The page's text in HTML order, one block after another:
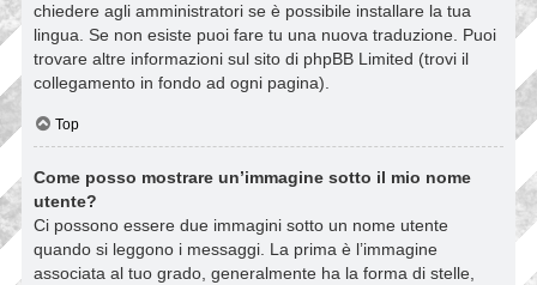
chiedere agli amministratori se è possibile installare la tua
lingua. Se non esiste puoi fare tu una nuova traduzione. Puoi
trovare altre informazioni sul sito di phpBB Limited (trovi il
collegamento in fondo ad ogni pagina).
Top
Come posso mostrare un’immagine sotto il mio nome
utente?
Ci possono essere due immagini sotto un nome utente
quando si leggono i messaggi. La prima è l’immagine
associata al tuo grado, generalmente ha la forma di stelle,